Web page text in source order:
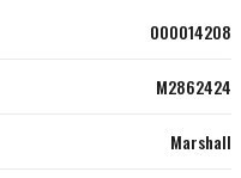
000014208
M2862424
Marshall